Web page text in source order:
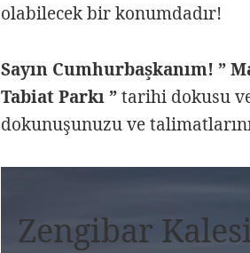
olabilecek bir konumdadır!
Sayın Cumhurbaşkanım! ”
Tabiat Parkı ”tarihi dokusu
dokunuşunuzu ve
Zengibar